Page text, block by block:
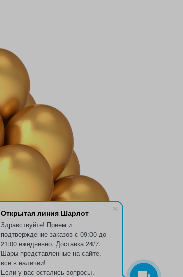
Открытая линия Шарлот
Здравствуйте! Прием и
подтверждение заказов с 09:00 до
21:00 ежедневно. Доставка 24/7.
Шары представленные на сайте,
все в наличии!
Если у вас остались вопросы,